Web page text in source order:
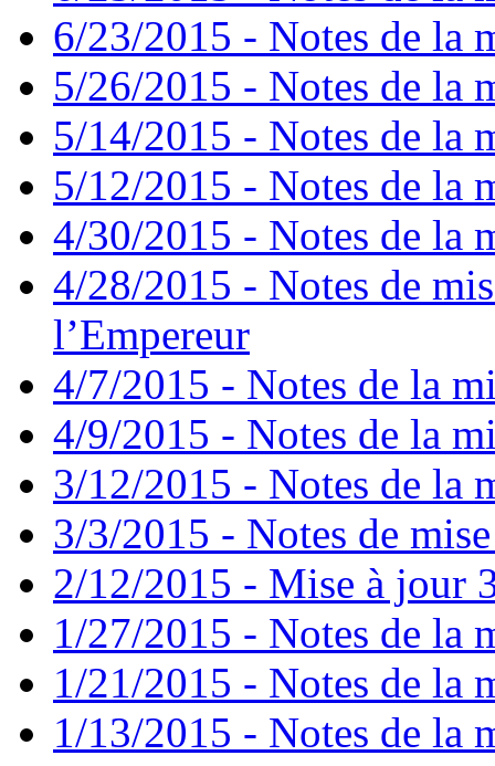
6/23/2015 - Notes de la
5/26/2015 - Notes de la
5/14/2015 - Notes de la
5/12/2015 - Notes de la
4/30/2015 - Notes de la
4/28/2015 - Notes de
l’Empereur
4/7/2015 - Notes de la
4/9/2015 - Notes de la
3/12/2015 - Notes de la
3/3/2015 - Notes de
2/12/2015 - Mise à jour
1/27/2015 - Notes de la
1/21/2015 - Notes de la
1/13/2015 - Notes de la